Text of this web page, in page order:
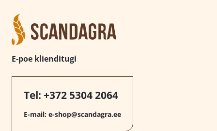
E-poe klienditugi
Tel: +372 5304 2064
E-mail: e-shop@scandagra.ee